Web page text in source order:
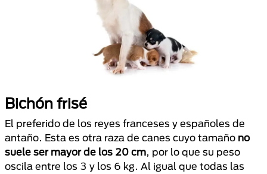
Bichón frisé
El preferido de los reyes franceses y españoles de
antaño. Esta es otra raza de canes cuyo tamaño no
suele ser mayor de los 20 cm, por lo que su peso
oscila entre los 3 y los 6 kg. Al igual que todas las